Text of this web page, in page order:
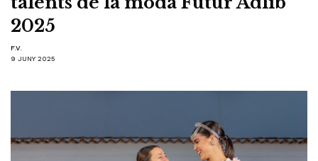
2025
F.V.
9 JUNY 2025